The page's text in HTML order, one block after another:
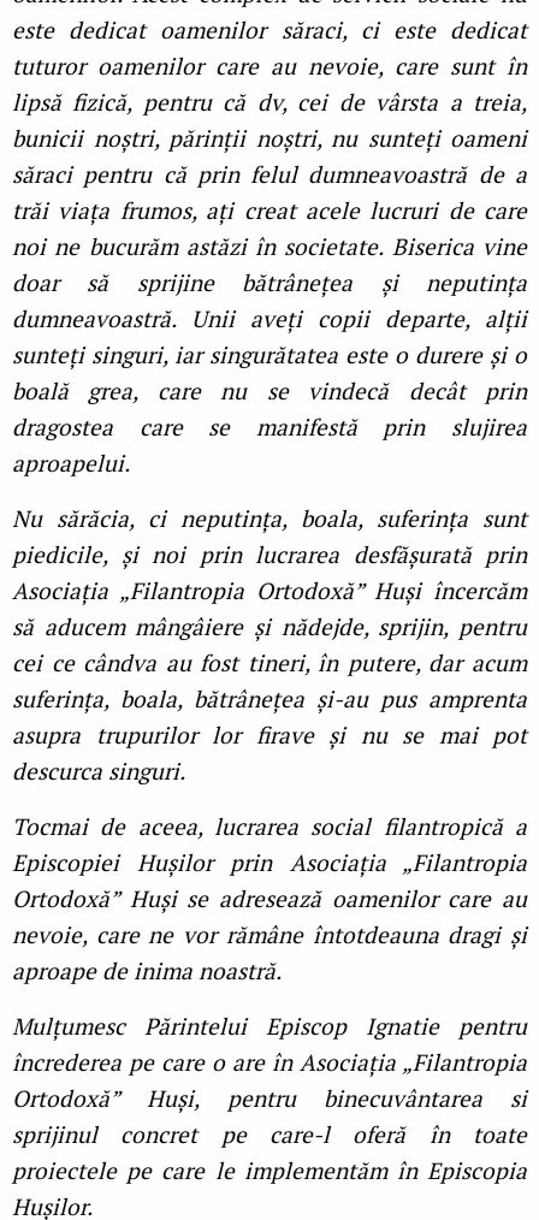
este dedicat oamenilor săraci, ci este dedicat
tuturor oamenilor care au nevoie, care sunt în
lipsă fizică, pentru că dv, cei de vârsta a treia,
bunicii noștri, părinții noștri, nu sunteți oameni
săraci pentru că prin felul dumneavoastră de a
trăi viața frumos, ați creat acele lucruri de care
noi ne bucurăm astăzi în societate. Biserica vine
doar să sprijine bătrânețea și neputința
dumneavoastră. Unii aveți copii departe, alții
sunteți singuri, iar singurătatea este o durere și o
boală grea, care nu se vindecă decât prin
dragostea care se manifestă prin slujirea
aproapelui.
Nu sărăcia, ci neputința, boala, suferința sunt
piedicile, și noi prin lucrarea desfășurată prin
Asociația „Filantropia Ortodoxă” Huși încercăm
să aducem mângâiere și nădejde, sprijin, pentru
cei ce cândva au fost tineri, în putere, dar acum
suferința, boala, bătrânețea și-au pus amprenta
asupra trupurilor lor firave și nu se mai pot
descurca singuri.
Tocmai de aceea, lucrarea social filantropică a
Episcopiei Hușilor prin Asociația „Filantropia
Ortodoxă” Huși se adresează oamenilor care au
nevoie, care ne vor rămâne întotdeauna dragi și
aproape de inima noastră.
Mulțumesc Părintelui Episcop Ignatie pentru
încrederea pe care o are în Asociația „Filantropia
Ortodoxă” Huși, pentru binecuvântarea si
sprijinul concret pe care-l oferă în toate
proiectele pe care le implementăm în Episcopia
Hușilor.